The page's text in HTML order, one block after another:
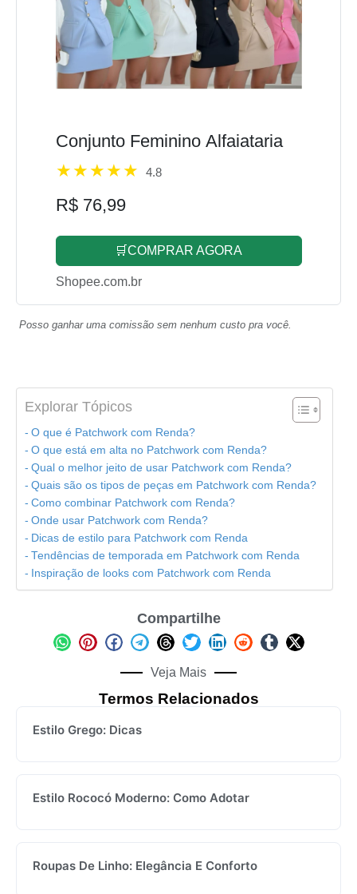
Conjunto Feminino Alfaiataria
4.8
R$ 76,99
🛒COMPRAR AGORA
Shopee.com.br
Posso ganhar uma comissão sem nenhum custo pra você.
Explorar Tópicos
O que é Patchwork com Renda?
O que está em alta no Patchwork com Renda?
Qual o melhor jeito de usar Patchwork com Renda?
Quais são os tipos de peças em Patchwork com Renda?
Como combinar Patchwork com Renda?
Onde usar Patchwork com Renda?
Dicas de estilo para Patchwork com Renda
Tendências de temporada em Patchwork com Renda
Inspiração de looks com Patchwork com Renda
Compartilhe
Veja Mais
Termos Relacionados
Estilo Grego: Dicas
Estilo Rococó Moderno: Como Adotar
Roupas De Linho: Elegância E Conforto